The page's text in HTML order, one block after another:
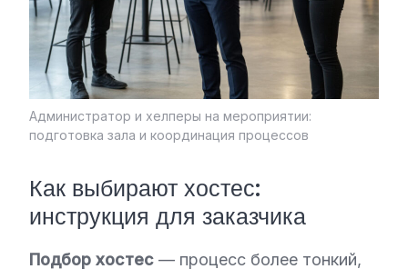
Администратор и хелперы на мероприятии:
подготовка зала и координация процессов
Как выбирают хостес:
инструкция для заказчика
Подбор хостес — процесс более тонкий,